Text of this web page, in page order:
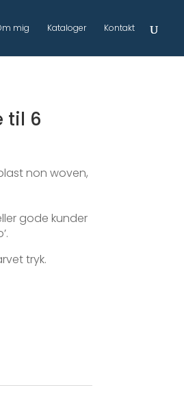
mig Kataloger Kontakt
til 6
non woven,
gode kunder
tryk.